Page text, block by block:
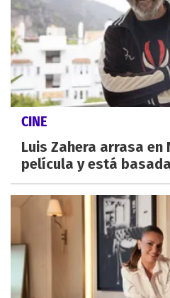
CINE
Luis Zahera arrasa
película y está